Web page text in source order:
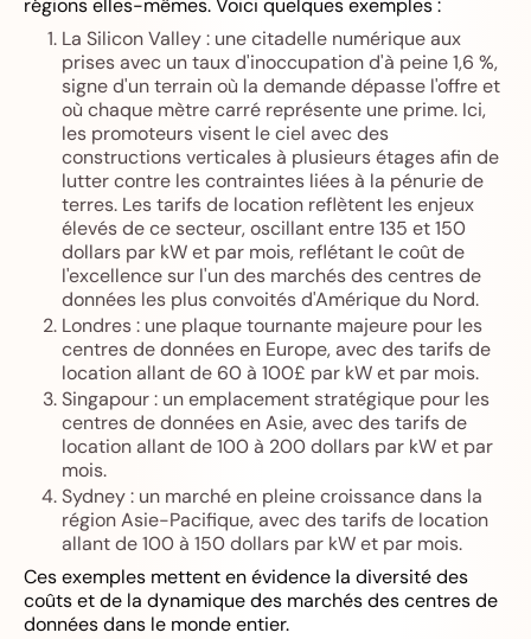
régions elles-mêmes. Voici quelques exemples :
La Silicon Valley : une citadelle numérique aux
prises avec un taux d'inoccupation d'à peine 1,6 %,
signe d'un terrain où la demande dépasse l'offre et
où chaque mètre carré représente une prime. Ici,
les promoteurs visent le ciel avec des
constructions verticales à plusieurs étages afin de
lutter contre les contraintes liées à la pénurie de
terres. Les tarifs de location reflètent les enjeux
élevés de ce secteur, oscillant entre 135 et 150
dollars par kW et par mois, reflétant le coût de
l'excellence sur l'un des marchés des centres de
données les plus convoités d'Amérique du Nord.
Londres : une plaque tournante majeure pour les
centres de données en Europe, avec des tarifs de
location allant de 60 à 100£ par kW et par mois.
Singapour : un emplacement stratégique pour les
centres de données en Asie, avec des tarifs de
location allant de 100 à 200 dollars par kW et par
mois.
Sydney : un marché en pleine croissance dans la
région Asie-Pacifique, avec des tarifs de location
allant de 100 à 150 dollars par kW et par mois.
Ces exemples mettent en évidence la diversité des
coûts et de la dynamique des marchés des centres de
données dans le monde entier.